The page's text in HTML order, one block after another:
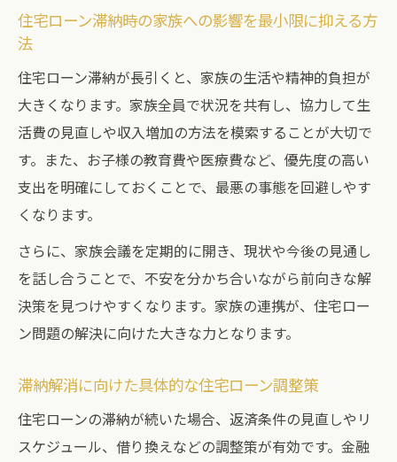
住宅ローン滞納時の家族への影響を最小限に抑える方
法
住宅ローン滞納が長引くと、家族の生活や精神的負担が
大きくなります。家族全員で状況を共有し、協力して生
活費の見直しや収入増加の方法を模索することが大切で
す。また、お子様の教育費や医療費など、優先度の高い
支出を明確にしておくことで、最悪の事態を回避しやす
くなります。
さらに、家族会議を定期的に開き、現状や今後の見通し
を話し合うことで、不安を分かち合いながら前向きな解
決策を見つけやすくなります。家族の連携が、住宅ロー
ン問題の解決に向けた大きな力となります。
滞納解消に向けた具体的な住宅ローン調整策
住宅ローンの滞納が続いた場合、返済条件の見直しやリ
スケジュール、借り換えなどの調整策が有効です。金融